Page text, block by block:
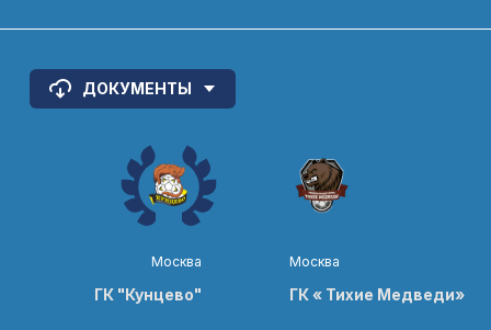
ДОКУМЕНТЫ
Москва
ГК "Кунцево"
Москва
ГК « Тихие Медведи»